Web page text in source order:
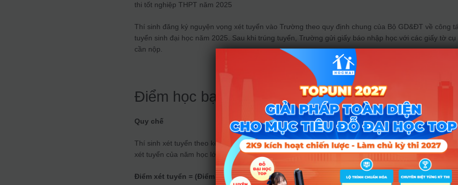
thi tốt nghiệp THPT năm 2025
Thí sinh đăng ký nguyện vọng xét tuyển vào Trường theo quy định chung của Bộ GD&ĐT về công
tuyển sinh đại học năm 2025. Sau khi trúng tuyển, Trường gửi giấy báo nhập học với các giấy tờ cụ
cần nộp.
Điểm học bạ
Quy chế
Thí sinh xét tuyển theo kết quả học tập THPT có tổng điểm của 3 môn học theo tổ hợp môn đăng
xét tuyển của năm học lớp 12 đạt ngưỡng đảm bảo chất lượng đầu vào.
Điểm xét tuyển = (Điểm môn 1 + Điểm môn 2 + Điểm môn 3)